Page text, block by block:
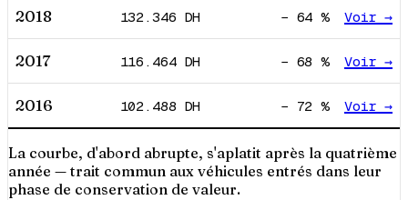
2018 132.346 DH − 64 % Voir →
2017 116.464DH − 68 % Voir →
2016 102.488 DH − 72 % Voir →
La courbe, d'abord abrupte, s'aplatit après la quatrième
année — trait commun aux véhicules entrés dans leur
phase de conservation de valeur.